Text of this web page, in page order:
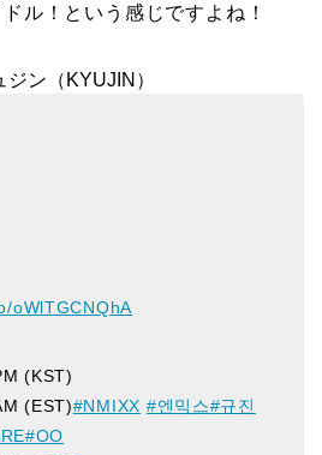
ル！という感じですよね！
ン（KYUJIN）
oWlTGCNQhA
(KST)
(EST)#NMIXX #엔믹스#규진
#OO